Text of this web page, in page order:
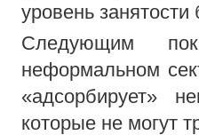
уровень
Следующим
неформальном
«адсорбирует»
которые не могут